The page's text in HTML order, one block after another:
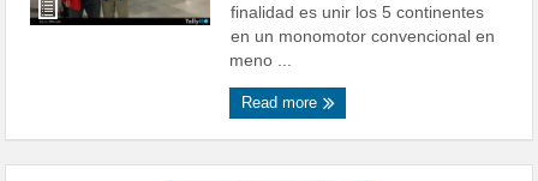
finalidad es unir los 5 continentes
en un monomotor convencional en
meno ...
Read more